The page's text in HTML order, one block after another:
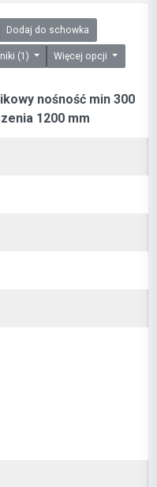
Dodaj do schowka
(1) Więcej opcji
nośność min 300
1200 mm